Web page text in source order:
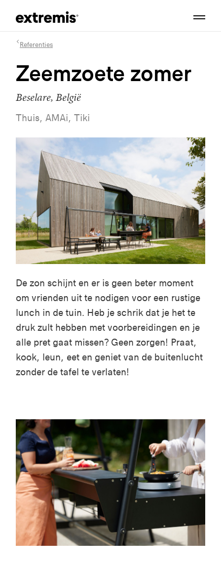
Referenties
Zeemzoete zomer
Beselare, België
Thuis, AMAi, Tiki
De zon schijnt en er is geen beter moment
om vrienden uit te nodigen voor een rustige
lunch in de tuin. Heb je schrik dat je het te
druk zult hebben met voorbereidingen en je
alle pret gaat missen? Geen zorgen! Praat,
kook, leun, eet en geniet van de buitenlucht
zonder de tafel te verlaten!